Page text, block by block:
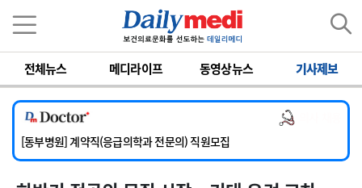
전체뉴스 메디라이프 동영상뉴스 기사제보
[서울아산병원] 2026년 하반기 인턴 모집
[영남대학교의료원] 마취통증의학과 임기제 임상의사 채용
[충남대학교병원] 소아청소년과(소아응급전담) 계약직 의사 공개채용
[동부병원] 계약직(응급의학과 전문의) 직원모집
[이대목동병원] 하반기 전공의(레지던트1년차) 모집